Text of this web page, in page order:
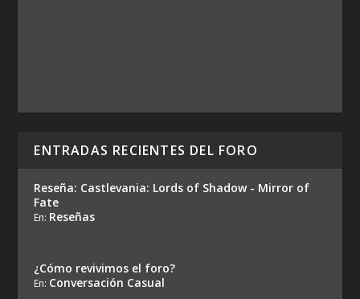
ENTRADAS RECIENTES DEL FORO
Reseña: Castlevania: Lords of Shadow - Mirror of
Fate
En: Reseñas
¿Cómo revivimos el foro?
En: Conversación Casual